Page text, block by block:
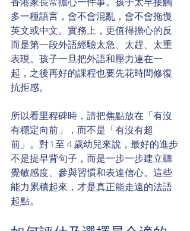
多一種語言，會不會混亂，會不會拖慢
英文或中文。實務上，更值得擔心的反
而是第一段外語經驗太急、太趕、太重
表現。孩子一旦把外語和壓力連在一
起，之後再好的課程也要先花時間修復
抗拒感。
所以看里程碑時，請把焦點放在「有沒
有穩定向前」，而不是「有沒有超
前」。對 1 至 4 歲幼兒來說，最好的進步
不是提早背句子，而是一步一步建立聽
覺敏感度、參與習慣和表達信心。這些
能力累積起來，才是真正能走遠的法語
起點。